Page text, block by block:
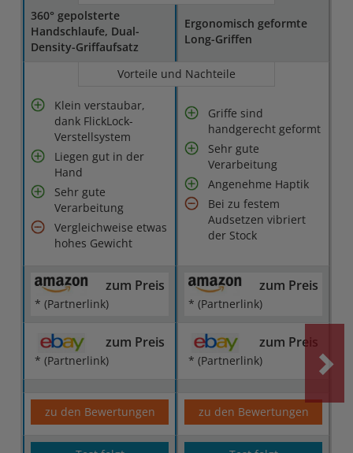
360° gepolsterte
Handschlaufe, Dual-
Density-Griffaufsatz
Ergonomisch geformte
Long-Griffen
Vorteile und Nachteile
Klein verstaubar,
dank FlickLock-
Verstellsystem
Liegen gut in der
Hand
Sehr gute
Verarbeitung
Vergleichweise etwas
hohes Gewicht
Griffe sind
handgerecht geformt
Sehr gute
Verarbeitung
Angenehme Haptik
Bei zu festem
Audsetzen vibriert
der Stock
zum Preis
* (Partnerlink)
zum Preis
* (Partnerlink)
zum Preis
* (Partnerlink)
zum Preis
* (Partnerlink)
zu den Bewertungen zu den Bewertungen